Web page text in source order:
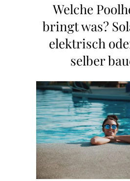
Welche
bringt was?
elektrisch
selber